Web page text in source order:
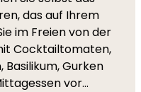
das auf Ihrem
im Freien von der
Cocktailtomaten,
Gurken
vor...